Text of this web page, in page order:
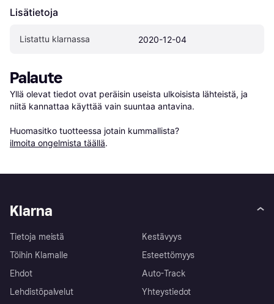
Lisätietoja
Listattu klarnassa 2020-12-04
Palaute
Yllä olevat tiedot ovat peräisin useista ulkoisista lähteistä, ja
niitä kannattaa käyttää vain suuntaa antavina.
Huomasitko tuotteessa jotain kummallista?
ilmoita ongelmista täällä.
Klarna
Tietoja meistä
Töihin Klarnalle
Ehdot
Lehdistöpalvelut
Kestävyys
Esteettömyys
Auto-Track
Yhteystiedot